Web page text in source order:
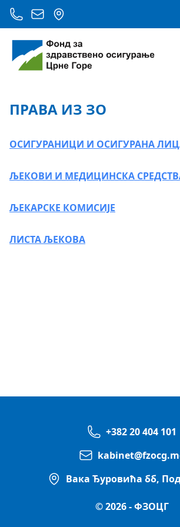
ПРАВА ИЗ ЗО
ОСИГУРАНИЦИ И ОСИГУРАНА
ЉЕКОВИ И МЕДИЦИНСКА
ЉЕКАРСКЕ КОМИСИЈЕ
ЛИСТА ЉЕКОВА
+382 20 404 101
Вака Ђуровића бб,
© 2026 - ФЗОЦГ